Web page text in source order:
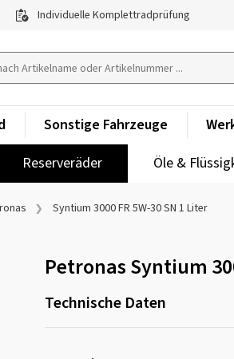
Individuelle Komplettradprüfung
Reserveräder Öle &
Sonstige Fahrzeuge
Syntium 3000 FR 5W-30 SN 1 Liter
Petronas Syntium
Technische Daten